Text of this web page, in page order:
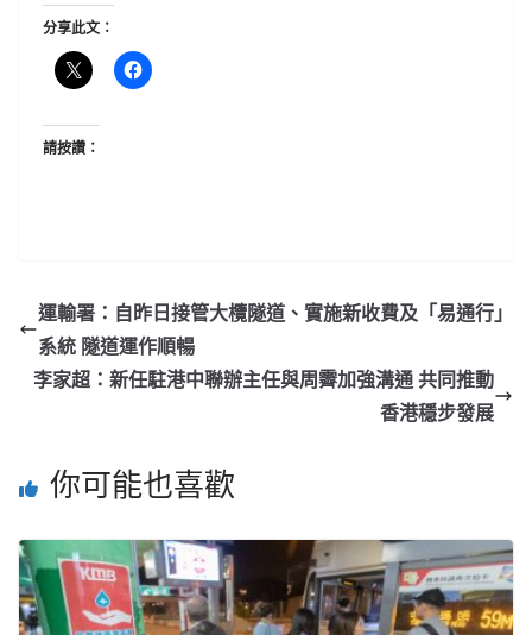
分享此文：
請按讚：
運輸署：自昨日接管大欖隧道、實施新收費及「易通行」
系統 隧道運作順暢
李家超：新任駐港中聯辦主任與周霽加強溝通 共同推動
香港穩步發展
你可能也喜歡